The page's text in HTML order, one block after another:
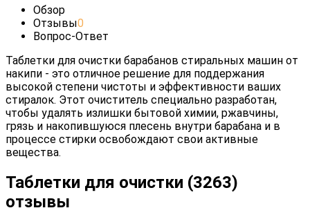
Обзор
Отзывы0
Вопрос-Ответ
Таблетки для очистки барабанов стиральных машин от
накипи - это отличное решение для поддержания
высокой степени чистоты и эффективности ваших
стиралок. Этот очиститель специально разработан,
чтобы удалять излишки бытовой химии, ржавчины,
грязь и накопившуюся плесень внутри барабана и в
процессе стирки освобождают свои активные
вещества.
Таблетки для очистки (3263)
отзывы